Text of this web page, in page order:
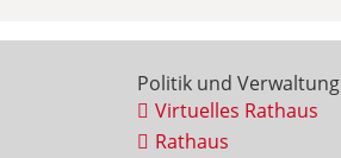
Politik und Verwaltung
Virtuelles Rathaus
Rathaus